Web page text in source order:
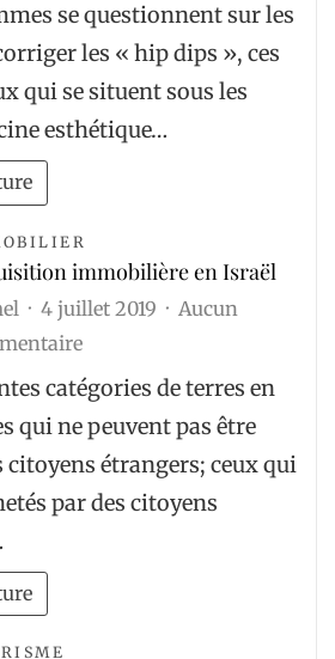
la
correction
médicale
du
dips
»
se questionnent sur les
les « hip dips », ces
qui se situent sous les
esthétique…
immobilière en Israël
4 juillet 2019
Aucun
sur
Acquisition
en
Israël
catégories de terres en
qui ne peuvent pas être
citoyens étrangers; ceux qui
par des citoyens